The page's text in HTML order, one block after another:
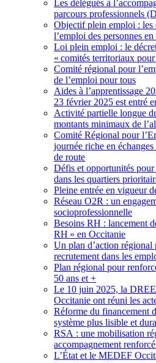
Les délégués à
parcours professionnels
Objectif plein emploi : les
l’emploi des personnes
Loi plein emploi : le
« comités territoriaux
Comité régional pour
de l’emploi pour tous
Aides à l’apprentissage
23 février 2025 est entré
Activité partielle longue
montants minimaux de
Comité Régional pour
journée riche en
de route
Défis et opportunités pour
dans les quartiers
Pleine entrée en vigueur
Réseau O2R : un
socioprofessionnelle
Besoins RH : lancement
RH » en Occitanie
Un plan d’action régional
recrutement dans les
Plan régional pour
50 ans et +
Le 10 juin 2025, la
Occitanie ont réuni les
Réforme du financement
système plus lisible et
RSA : une mobilisation
accompagnement
L’État et le MEDEF